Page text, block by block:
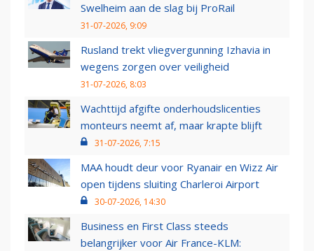
Swelheim aan de slag bij ProRail
31-07-2026, 9:09
Rusland trekt vliegvergunning Izhavia in
wegens zorgen over veiligheid
31-07-2026, 8:03
Wachttijd afgifte onderhoudslicenties
monteurs neemt af, maar krapte blijft
31-07-2026, 7:15
MAA houdt deur voor Ryanair en Wizz Air
open tijdens sluiting Charleroi Airport
30-07-2026, 14:30
Business en First Class steeds
belangrijker voor Air France-KLM: